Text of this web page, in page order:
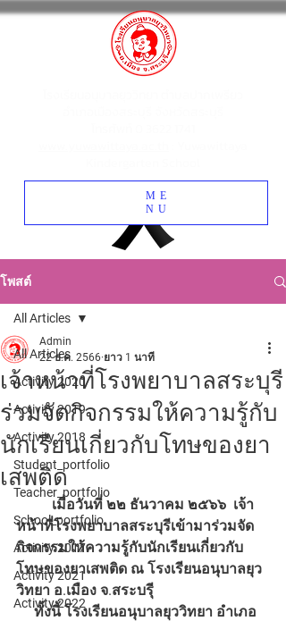
ME
NU
โพสต์
All Articles
Activity 2020
Activity 2019
Activity 2018
Student_portfolio
Teacher_portfolio
School_portfolio
Activity 2017
Activity 2021
Activity 2022
All Articles
เจ้าหน้าที่โรงพยาบาลสระบุรี
ร่วมจัดกิจกรรมให้ความรู้กับ
นักเรียนเกี่ยวกับโทษของยา
เสพติด
Admin
22 ธ.ค. 2566 ยาว 1 นาที
หน้าที่โรงพยาบาลสระบุรีเข้ามาร่วมจัด
กิจกรรมให้ความรู้กับนักเรียนเกี่ยวกับ
โทษของยาเสพติด ณ โรงเรียนอนุบาลยุว
วิทยา อ.เมือง จ.สระบรุี
     ทั้งนี้ โรงเรียนอนุบาลยุววิทยา อำเภอ